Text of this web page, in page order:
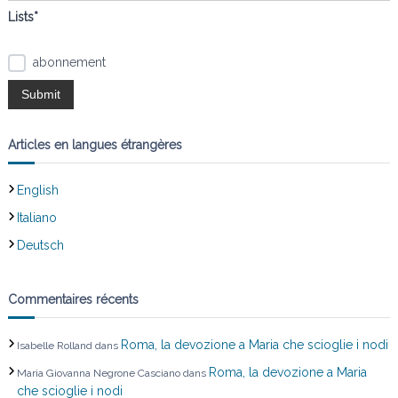
o
n
d
e
l
’
r
t
Lists*
abonnement
Articles en langues étrangères
English
Italiano
Deutsch
Commentaires récents
Isabelle Rolland dans Roma, la devozione a Maria che scioglie i nodi
Maria Giovanna Negrone Cascianodans Roma, la devozione a Maria
che scioglie i nodi